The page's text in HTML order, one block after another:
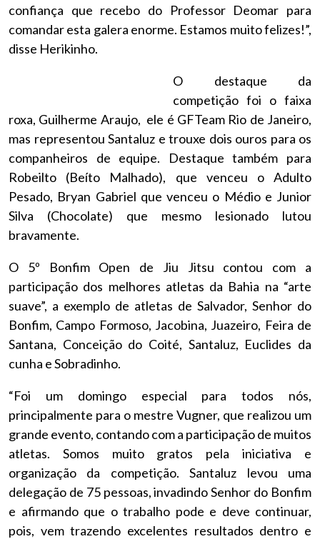
confiança que recebo do Professor Deomar para
comandar esta galera enorme. Estamos muito felizes!”,
disse Herikinho.
O destaque da
competição foi o faixa
roxa, Guilherme Araujo, ele é GFTeam Rio de Janeiro,
mas representou Santaluz e trouxe dois ouros para os
companheiros de equipe. Destaque também para
Robeilto (Beíto Malhado), que venceu o Adulto
Pesado, Bryan Gabriel que venceu o Médio e Junior
Silva (Chocolate) que mesmo lesionado lutou
bravamente.
O 5º Bonfim Open de Jiu Jitsu contou com a
participação dos melhores atletas da Bahia na “arte
suave”, a exemplo de atletas de Salvador, Senhor do
Bonfim, Campo Formoso, Jacobina, Juazeiro, Feira de
Santana, Conceição do Coité, Santaluz, Euclides da
cunha e Sobradinho.
“Foi um domingo especial para todos nós,
principalmente para o mestre Vugner, que realizou um
grande evento, contando com a participação de muitos
atletas. Somos muito gratos pela iniciativa e
organização da competição. Santaluz levou uma
delegação de 75 pessoas, invadindo Senhor do Bonfim
e afirmando que o trabalho pode e deve continuar,
pois, vem trazendo excelentes resultados dentro e